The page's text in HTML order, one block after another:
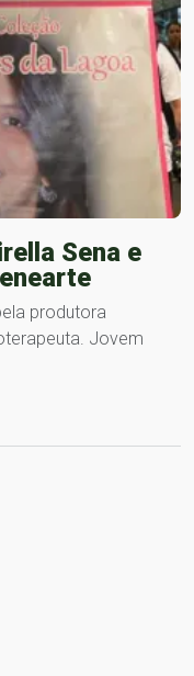
Sena e
produtora
Jovem